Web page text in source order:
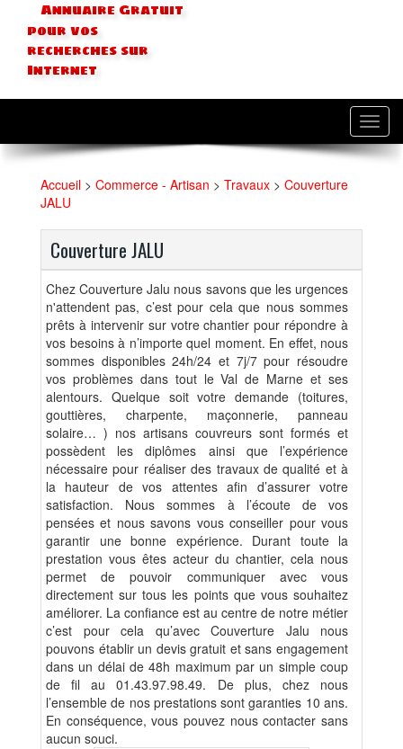
Annuaire Gratuit
pour vos
recherches sur
Internet
Accueil > Commerce - Artisan > Travaux > Couverture
JALU
Couverture JALU
Chez Couverture Jalu nous savons que les urgences
n'attendent pas, c’est pour cela que nous sommes
prêts à intervenir sur votre chantier pour répondre à
vos besoins à n’importe quel moment. En effet, nous
sommes disponibles 24h/24 et 7j/7 pour résoudre
vos problèmes dans tout le Val de Marne et ses
alentours. Quelque soit votre demande (toitures,
gouttières, charpente, maçonnerie, panneau
solaire… ) nos artisans couvreurs sont formés et
possèdent les diplômes ainsi que l’expérience
nécessaire pour réaliser des travaux de qualité et à
la hauteur de vos attentes afin d’assurer votre
satisfaction. Nous sommes à l’écoute de vos
pensées et nous savons vous conseiller pour vous
garantir une bonne expérience. Durant toute la
prestation vous êtes acteur du chantier, cela nous
permet de pouvoir communiquer avec vous
directement sur tous les points que vous souhaitez
améliorer. La confiance est au centre de notre métier
c’est pour cela qu’avec Couverture Jalu nous
pouvons établir un devis gratuit et sans engagement
dans un délai de 48h maximum par un simple coup
de fil au 01.43.97.98.49. De plus, chez nous
l’ensemble de nos prestations sont garanties 10 ans.
En conséquence, vous pouvez nous contacter sans
aucun souci.